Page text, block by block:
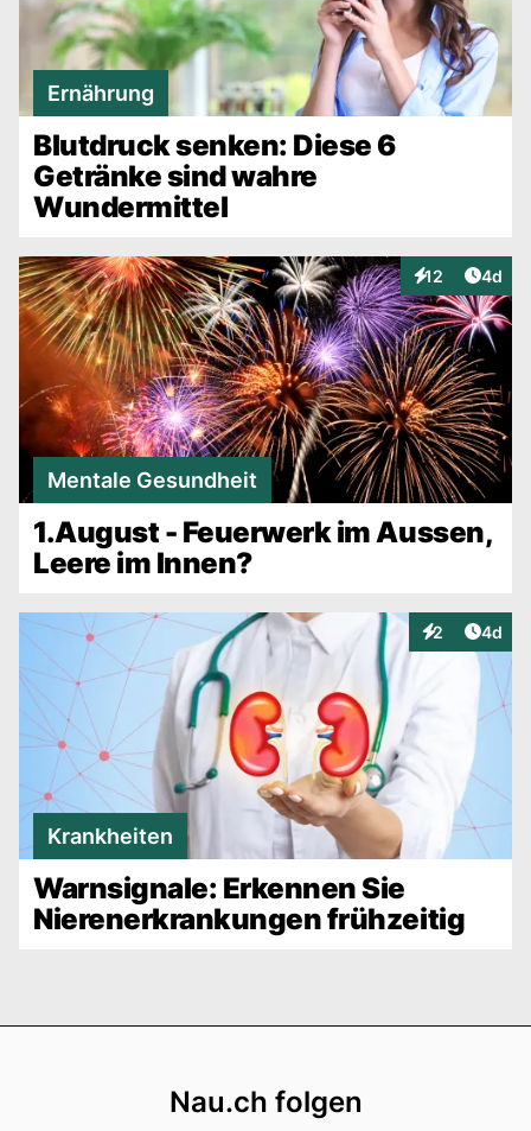
Ernährung
Blutdruck senken: Diese 6
Getränke sind wahre
Wundermittel
12
Interaktionen
4d
Mentale Gesundheit
1.August - Feuerwerk im Aussen,
Leere im Innen?
2
Interaktionen
4d
Krankheiten
Warnsignale: Erkennen Sie
Nierenerkrankungen frühzeitig
Nau.ch folgen